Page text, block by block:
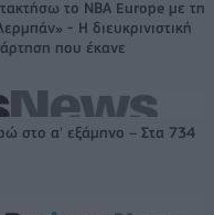
το ΝΒΑ Europe με τη
- Η διευκρινιστική
που έκανε
στο α' εξάμηνο – Στα 734